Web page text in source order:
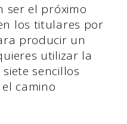
ser el próximo
los titulares por
producir un
utilizar la
sencillos
camino